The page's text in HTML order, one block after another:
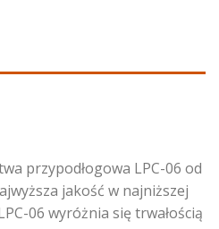
przypodłogowa LPC-06 od
jakość w najniższej
06 wyróżnia się trwałością